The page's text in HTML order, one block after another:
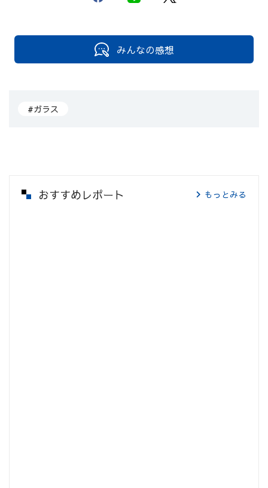
みんなの感想
#ガラス
おすすめレポート もっとみる